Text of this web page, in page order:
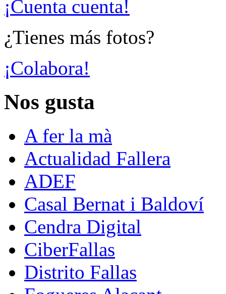
¡Cuenta cuenta!
¿Tienes más fotos?
¡Colabora!
Nos gusta
A fer la mà
Actualidad Fallera
ADEF
Casal Bernat i Baldoví
Cendra Digital
CiberFallas
Distrito Fallas